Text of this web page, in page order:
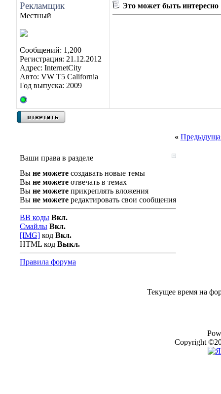
Рекламщик
Местный
Сообщений: 1,200
Регистрация: 21.12.2012
Адрес: InternetCity
Авто: VW T5 California
Год выпуска: 2009
Это может быть интересно
«
Ваши права в разделе
Вы не можете создавать новые темы
Вы не можете отвечать в темах
Вы не можете прикреплять вложения
Вы не можете редактировать свои сообщения
BB коды Вкл.
Смайлы Вкл.
[IMG] код Вкл.
HTML код Выкл.
Правила форума
Текущее время на
Copyright